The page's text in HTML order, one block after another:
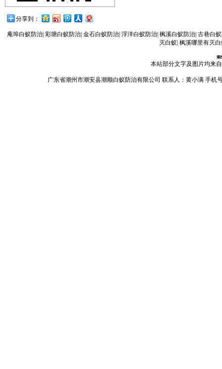
分享到：
庵埠白蚁防治| 彩塘白蚁防治| 金石白蚁防治| 浮洋白蚁防治| 枫溪白蚁防治| 古巷白
灭白蚁 枫溪哪里有灭白
潮
本站部分文字及图片均来
广东省潮州市潮安县潮顺白蚁防治有限公司 联系人：黄小满 手机